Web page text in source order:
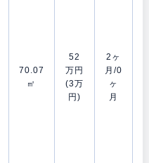
70.07
㎡
52
万円
(3万
円)
2ヶ
月/0
ヶ
月